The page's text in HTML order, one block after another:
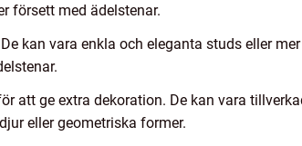
försett med ädelstenar.
kan vara enkla och eleganta studs eller
att ge extra dekoration. De kan vara
eller geometriska former.